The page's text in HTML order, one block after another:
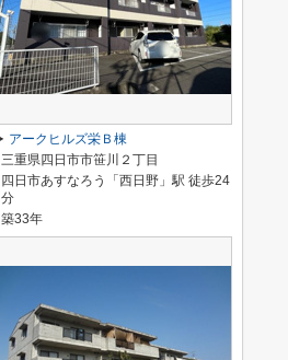
アークヒルズ栄Ｂ棟
三重県四日市市笹川２丁目
四日市あすなろう「西日野」駅 徒歩24
分
築33年